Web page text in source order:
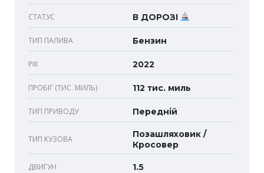
СТАТУС В ДОРОЗІ
ТИП ПАЛИВА Бензин
РІК 2022
ПРОБІГ (ТИС. МИЛЬ) 112 тис. миль
ТИП ПРИВОДУ Передній
ТИП КУЗОВА
Позашляховик /
Кросовер
ДВИГУН 1.5